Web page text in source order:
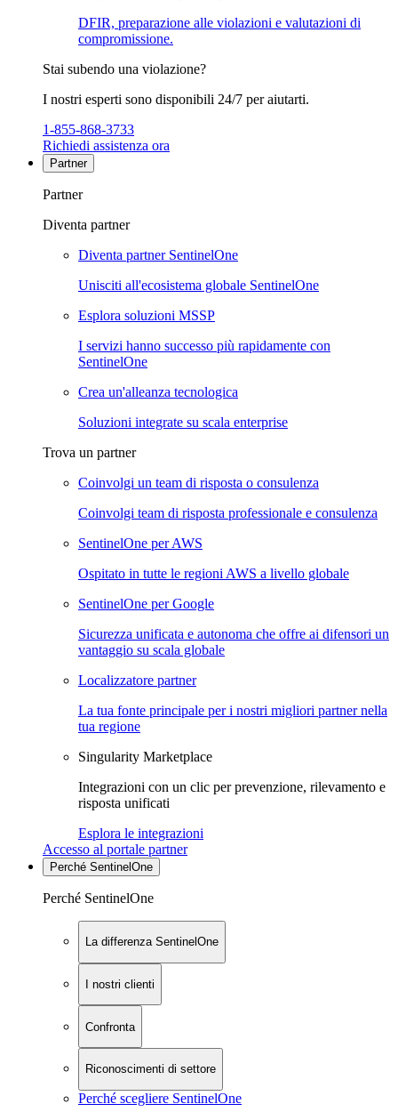
DFIR, preparazione alle violazioni e valutazioni di
compromissione.
Stai subendo una violazione?
I nostri esperti sono disponibili 24/7 per aiutarti.
1-855-868-3733
Richiedi assistenza ora
Partner
Partner
Diventa partner
Diventa partner SentinelOne
Unisciti all'ecosistema globale SentinelOne
Esplora soluzioni MSSP
I servizi hanno successo più rapidamente con
SentinelOne
Crea un'alleanza tecnologica
Soluzioni integrate su scala enterprise
Trova un partner
Coinvolgi un team di risposta o consulenza
Coinvolgi team di risposta professionale e consulenza
SentinelOne per AWS
Ospitato in tutte le regioni AWS a livello globale
SentinelOne per Google
Sicurezza unificata e autonoma che offre ai difensori un
vantaggio su scala globale
Localizzatore partner
La tua fonte principale per i nostri migliori partner nella
tua regione
Singularity Marketplace
Integrazioni con un clic per prevenzione, rilevamento e
risposta unificati
Esplora le integrazioni
Accesso al portale partner
Perché SentinelOne
Perché SentinelOne
La differenza SentinelOne
I nostri clienti
Confronta
Riconoscimenti di settore
Perché scegliere SentinelOne